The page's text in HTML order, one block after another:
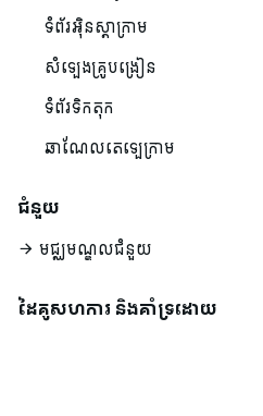
ទំព័រអ៊ិនស្តាក្រាម
សំឡេងគ្រូបង្រៀន
ទំព័រទិកតុក
ឆាណែលតេឡេក្រាម
ជំនួយ
មជ្ឈមណ្ឌលជំនួយ
ដៃគូសហការ និងគាំទ្រដោយ